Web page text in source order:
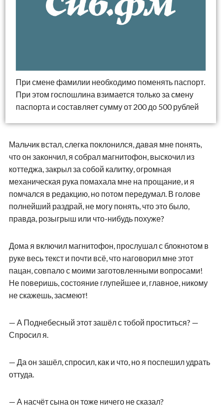
При смене фамилии необходимо поменять паспорт.
При этом госпошлина взимается только за смену
паспорта и составляет сумму от 200 до 500 рублей
Мальчик встал, слегка поклонился, давая мне понять,
что он закончил, я собрал магнитофон, выскочил из
коттеджа, закрыл за собой калитку, огромная
механическая рука помахала мне на прощание, и я
помчался в редакцию, но потом передумал. В голове
полнейший раздрай, не могу понять, что это было,
правда, розыгрыш или что-нибудь похуже?
Дома я включил магнитофон, прослушал с блокнотом в
руке весь текст и почти всё, что наговорил мне этот
пацан, совпало с моими заготовленными вопросами!
Не поверишь, состояние глупейшее и, главное, никому
не скажешь, засмеют!
— А Поднебесный этот зашёл с тобой проститься? —
Спросил я.
— Да он зашёл, спросил, как и что, но я поспешил удрать
оттуда.
— А насчёт сына он тоже ничего не сказал?